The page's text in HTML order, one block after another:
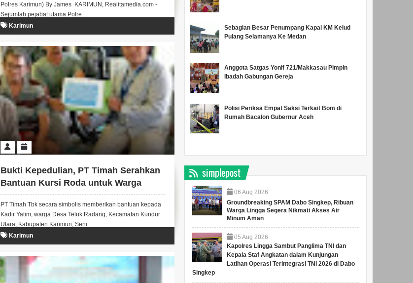
Polres Karimun) By James KARIMUN, Realitamedia.com -
Sejumlah pejabat utama Polre...
Karimun
Bukti Kepedulian, PT Timah Serahkan
Bantuan Kursi Roda untuk Warga
Teluk Radang
PT Timah Tbk secara simbolis memberikan bantuan kepada
Kadir Yatim, warga Desa Teluk Radang, Kecamatan Kundur
Utara, Kabupaten Karimun, Seni...
Karimun
Sebagian Besar Penumpang Kapal KM Kelud
Pulang Selamanya Ke Medan
Anggota Satgas Yonif 721/Makkasau Pimpin
Ibadah Gabungan Gereja
Polisi Periksa Empat Saksi Terkait Bom di
Rumah Bacalon Gubernur Aceh
simplepost
06 Aug 2026
Groundbreaking SPAM Dabo Singkep, Ribuan
Warga Lingga Segera Nikmati Akses Air
Minum Aman
05 Aug 2026
Kapolres Lingga Sambut Panglima TNI dan
Kepala Staf Angkatan dalam Kunjungan
Latihan Operasi Terintegrasi TNI 2026 di Dabo
Singkep